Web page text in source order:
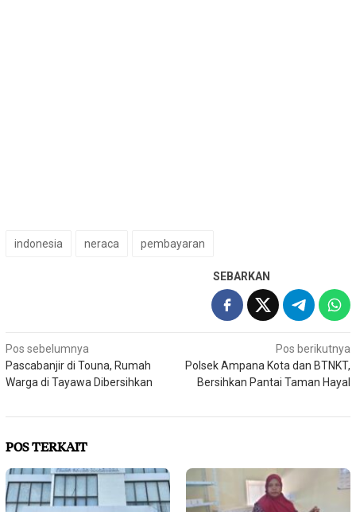
indonesia neraca pembayaran
SEBARKAN
Navigasi
pos
Pos sebelumnya
Pascabanjir di Touna, Rumah
Warga di Tayawa Dibersihkan
Pos berikutnya
Polsek Ampana Kota dan BTNKT,
Bersihkan Pantai Taman Hayal
POS TERKAIT